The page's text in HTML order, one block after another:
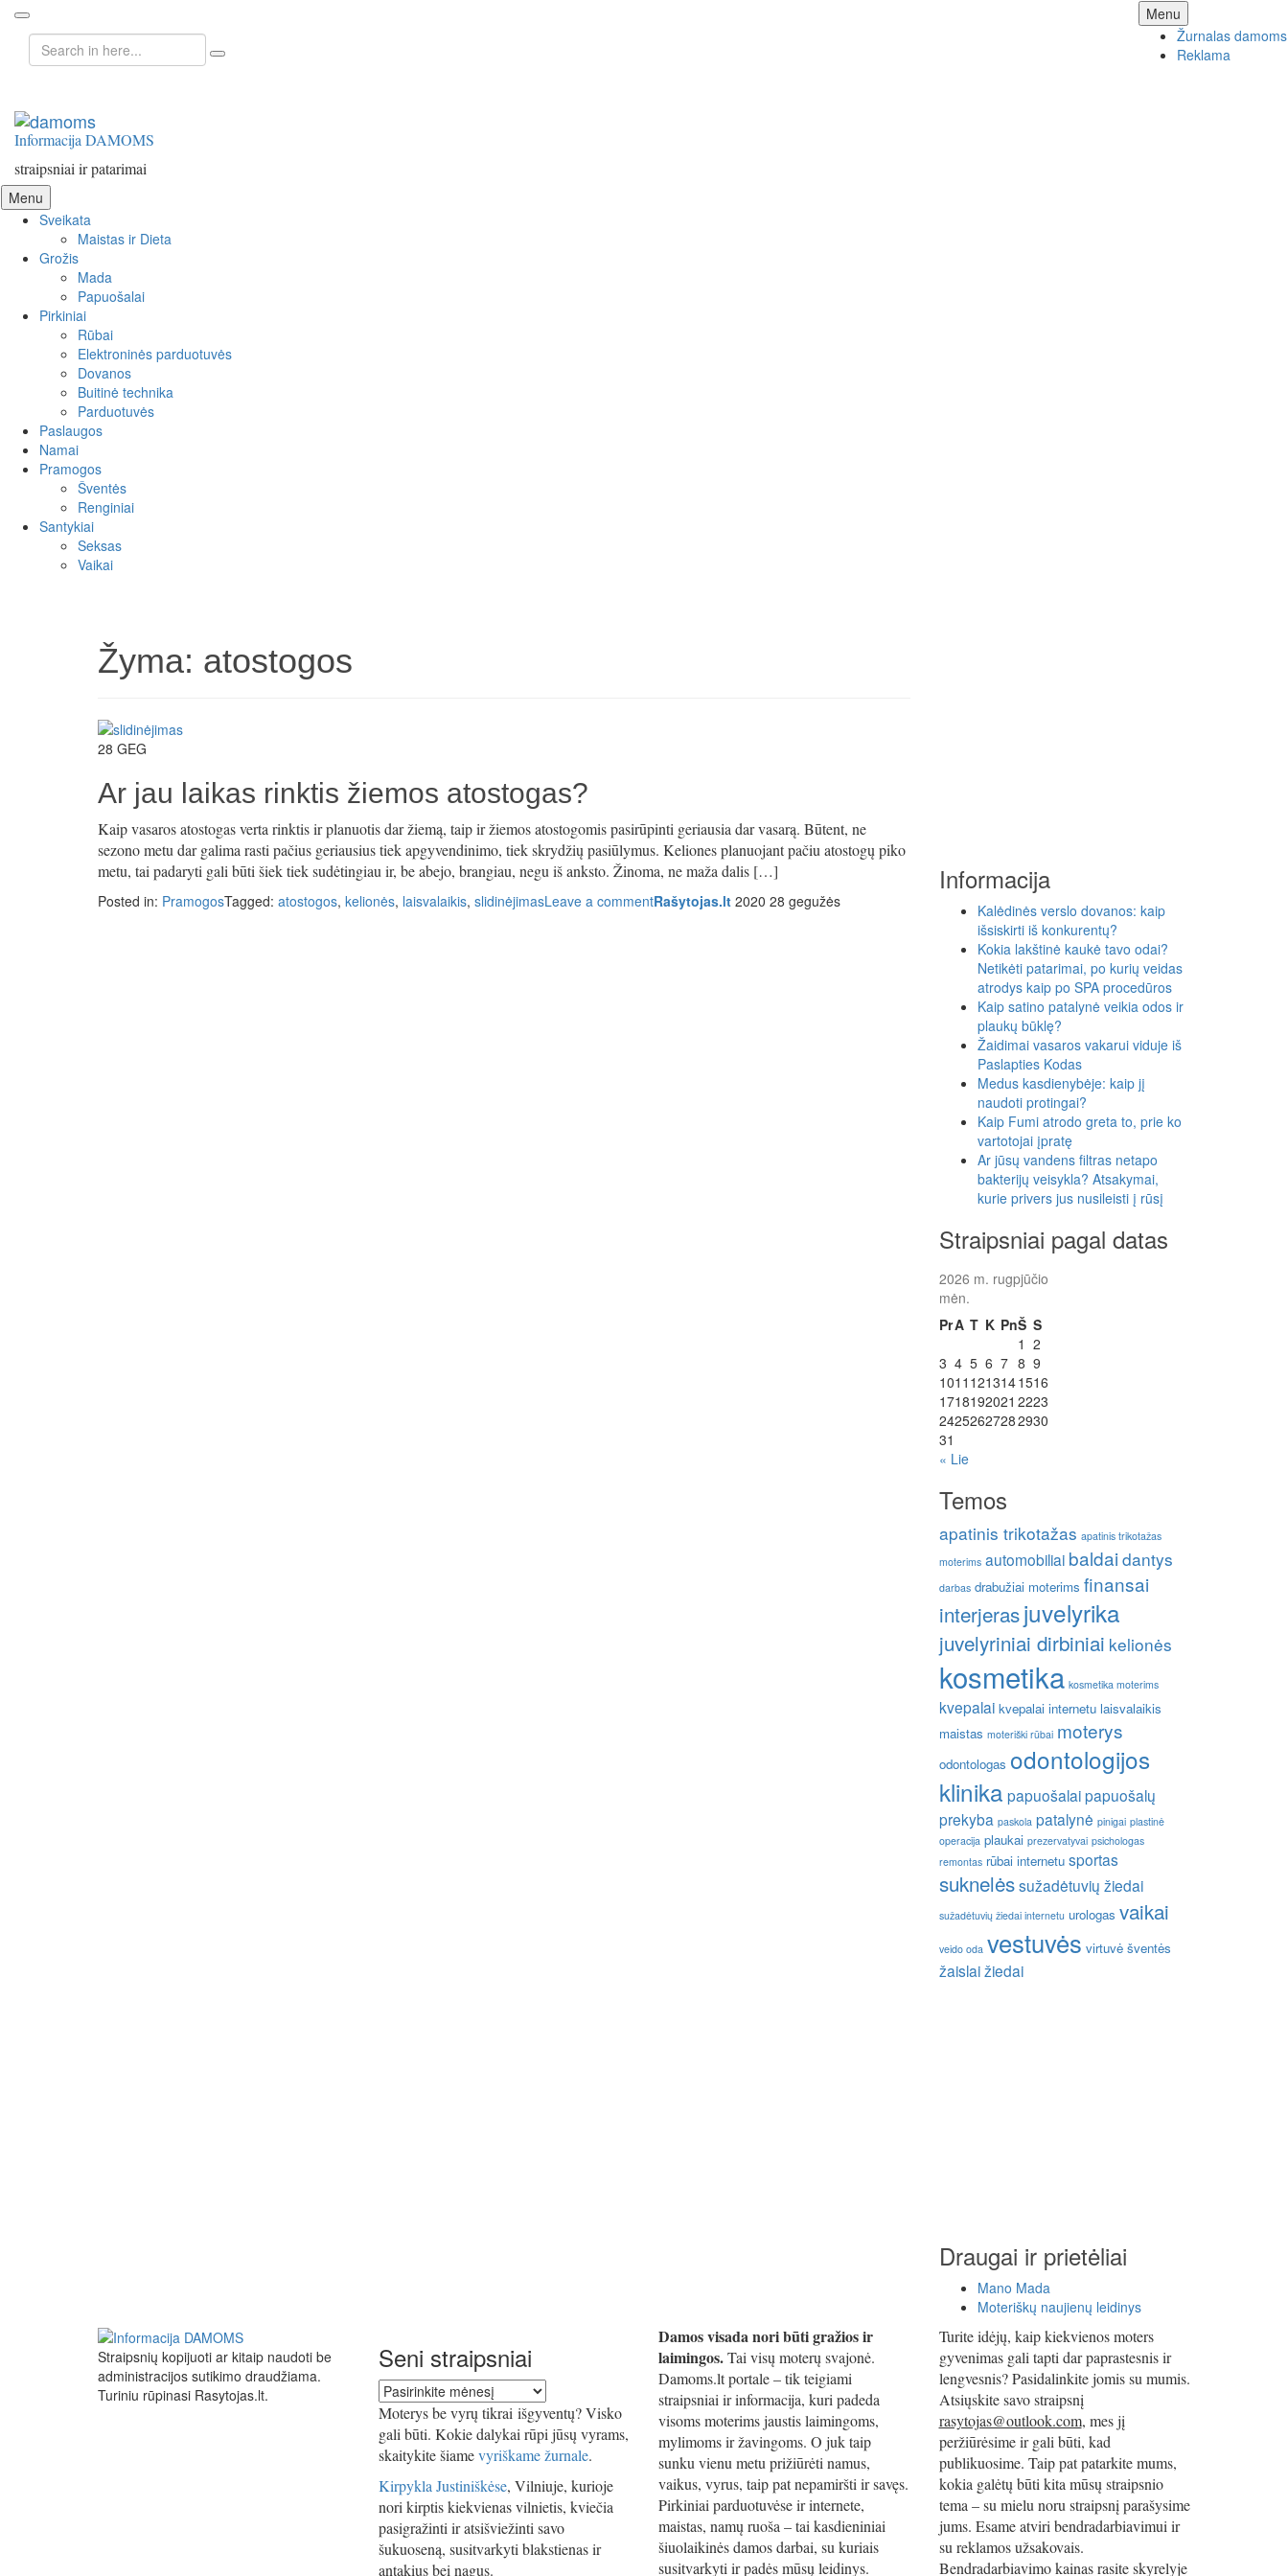
Menu Skip
to
content
Žurnalas damoms
Reklama
Search
for:
Informacija DAMOMS
straipsniai ir patarimai
Menu Skip
to
content
Sveikata
Maistas ir Dieta
Grožis
Mada
Papuošalai
Pirkiniai
Rūbai
Elektroninės parduotuvės
Dovanos
Buitinė technika
Parduotuvės
Paslaugos
Namai
Pramogos
Šventės
Renginiai
Santykiai
Seksas
Vaikai
Žyma: atostogos
28 GEG
Ar jau laikas rinktis žiemos atostogas?
Kaip vasaros atostogas verta rinktis ir planuotis dar žiemą, taip ir žiemos atostogomis pasirūpinti geriausia dar vasarą. Būtent, ne
sezono metu dar galima rasti pačius geriausius tiek apgyvendinimo, tiek skrydžių pasiūlymus. Keliones planuojant pačiu atostogų piko
metu, tai padaryti gali būti šiek tiek sudėtingiau ir, be abejo, brangiau, negu iš anksto. Žinoma, ne maža dalis […]
Posted in: PramogosTagged: atostogos, kelionės, laisvalaikis, slidinėjimasLeave a commentRašytojas.lt 2020 28 gegužės
Informacija
Kalėdinės verslo dovanos: kaip
išsiskirti iš konkurentų?
Kokia lakštinė kaukė tavo odai?
Netikėti patarimai, po kurių veidas
atrodys kaip po SPA procedūros
Kaip satino patalynė veikia odos ir
plaukų būklę?
Žaidimai vasaros vakarui viduje iš
Paslapties Kodas
Medus kasdienybėje: kaip jį
naudoti protingai?
Kaip Fumi atrodo greta to, prie ko
vartotojai įpratę
Ar jūsų vandens filtras netapo
bakterijų veisykla? Atsakymai,
kurie privers jus nusileisti į rūsį
Straipsniai pagal datas
2026 m. rugpjūčio
mėn.
PrA T K PnŠ S
1 2
3 4 5 6 7 8 9
1011 1213141516
1718192021 2223
24252627282930
31
« Lie
Temos
apatinis trikotažas apatinis trikotažas
moterims automobiliai baldai dantys
darbas drabužiai moterims finansai
interjerasjuvelyrika
juvelyriniai dirbiniai kelionės
kosmetika kosmetika moterims
kvepalai kvepalai internetu laisvalaikis
maistas moteriški rūbai moterys
odontologas odontologijos
klinika papuošalai papuošalų
prekyba paskola patalynė pinigai plastinė
operacija plaukai prezervatyvai psichologas
remontas rūbai internetu sportas
suknelės sužadėtuvių žiedai
sužadėtuvių žiedai internetu urologas vaikai
veido oda vestuvės virtuvė šventės
žaislai žiedai
Draugai ir prietėliai
Mano Mada
Moteriškų naujienų leidinys
Straipsnių kopijuoti ar kitaip naudoti be
administracijos sutikimo draudžiama.
Turiniu rūpinasi Rasytojas.lt.
Seni straipsniai
Seni
straipsniai
Moterys be vyrų tikrai išgyventų? Visko
gali būti. Kokie dalykai rūpi jūsų vyrams,
skaitykite šiamevyriškame žurnale.
Kirpykla Justiniškėse, Vilniuje, kurioje
nori kirptis kiekvienas vilnietis, kviečia
pasigražinti ir atsišviežinti savo
šukuoseną, susitvarkyti blakstienas ir
antakius bei nagus.
Damos visada nori būti gražios ir
laimingos.Tai visų moterų svajonė.
Damoms.lt portale – tik teigiami
straipsniai ir informacija, kuri padeda
visoms moterims jaustis laimingoms,
mylimoms ir žavingoms. O juk taip
sunku vienu metu prižiūrėti namus,
vaikus, vyrus, taip pat nepamiršti ir savęs.
Pirkiniai parduotuvėse ir internete,
maistas, namų ruoša – tai kasdieniniai
šiuolaikinės damos darbai, su kuriais
susitvarkyti ir padės mūsų leidinys.
Turite idėjų, kaip kiekvienos moters
gyvenimas gali tapti dar paprastesnis ir
lengvesnis? Pasidalinkite jomis su mumis.
Atsiųskite savo straipsnį
rasytojas@outlook.com, mes jį
peržiūrėsime ir gali būti, kad
publikuosime. Taip pat patarkite mums,
kokia galėtų būti kita mūsų straipsnio
tema – su mielu noru straipsnį parašysime
jums. Esame atviri bendradarbiavimui ir
su reklamos užsakovais.
Bendradarbiavimo kainas rasite skyrelyje